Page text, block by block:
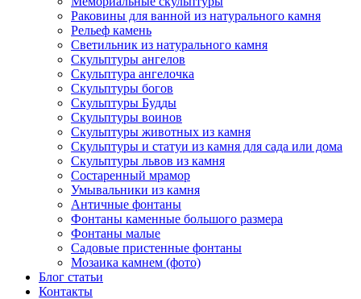
Раковины для ванной из натурального камня
Рельеф камень
Светильник из натурального камня
Скульптуры ангелов
Скульптура ангелочка
Скульптуры богов
Скульптуры Будды
Скульптуры воинов
Скульптуры животных из камня
Скульптуры и статуи из камня для сада или дома
Скульптуры львов из камня
Состаренный мрамор
Умывальники из камня
Античные фонтаны
Фонтаны каменные большого размера
Фонтаны малые
Садовые пристенные фонтаны
Мозаика камнем (фото)
Блог статьи
Контакты